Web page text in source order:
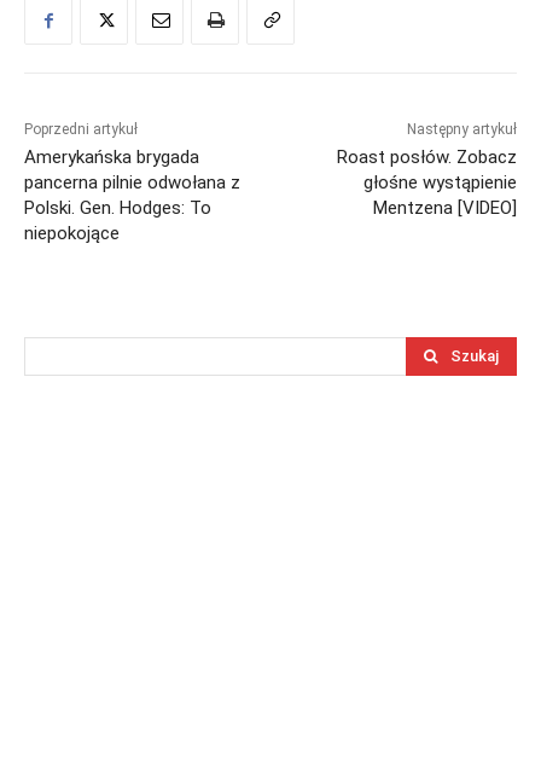
Poprzedni artykuł
Amerykańska brygada
pancerna pilnie odwołana z
Polski. Gen. Hodges: To
niepokojące
Następny artykuł
Roast posłów. Zobacz
głośne wystąpienie
Mentzena [VIDEO]
Szukaj